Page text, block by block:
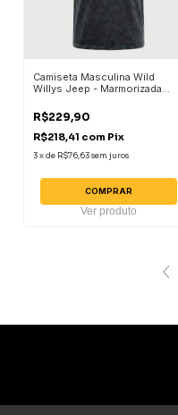
Camiseta Masculina Wild
Willys Jeep - Marmorizada
R$229,90
R$218,41 com Pix
3xde R$76,63sem juros
COMPRAR
Ver produto